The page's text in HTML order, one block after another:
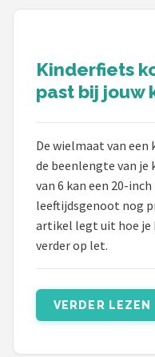
Schwalbe
Voltano
Shimano
Cortina
Alle merken →
Kinderfiets
past bij jouw
De wielmaat van een
de beenlengte van je
van 6 kan een 20-
leeftijdsgenoot nog
artikel legt uit hoe je
verder op let.
VERDER LEZEN